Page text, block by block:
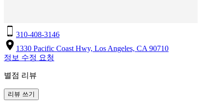
310-408-3146
1330 Pacific Coast Hwy, Los Angeles, CA 90710
정보 수정 요청
별점 리뷰
리뷰 쓰기